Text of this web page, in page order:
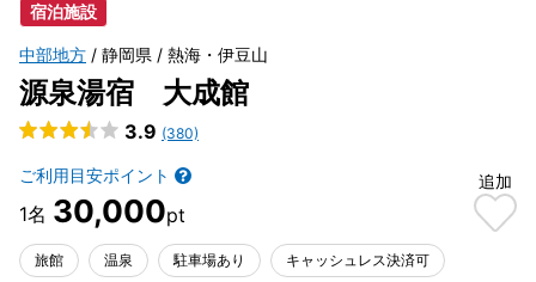
宿泊施設
中部地方 静岡県 熱海・伊豆山
源泉湯宿 大成館
3.9 (380)
ご利用目安ポイント
30,000
追加
旅館 温泉 駐車場あり キャッシュレス決済可